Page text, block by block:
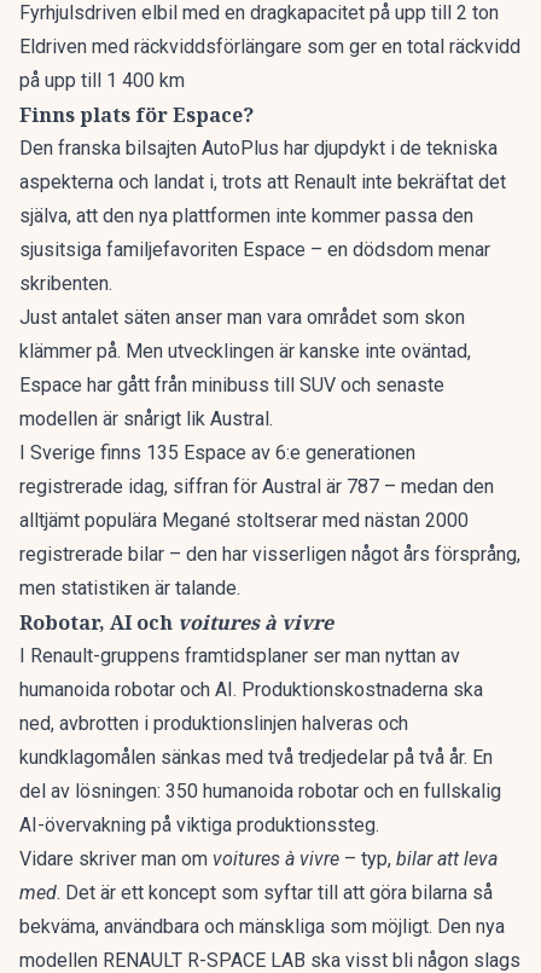
Fyrhjulsdriven elbil med en dragkapacitet på upp till 2 ton
Eldriven med räckviddsförlängare som ger en total räckvidd
på upp till 1 400 km
Finns plats för Espace?
Den franska bilsajten AutoPlus har djupdykt i de tekniska
aspekterna och landat i, trots att Renault inte bekräftat det
själva, att den nya plattformen inte kommer passa den
sjusitsiga familjefavoriten Espace – en dödsdom menar
skribenten.
Just antalet säten anser man vara området som skon
klämmer på. Men utvecklingen är kanske inte oväntad,
Espace har gått från minibuss till SUV och senaste
modellen är snårigt lik Austral.
I Sverige finns 135 Espace av 6:e generationen
registrerade idag, siffran för Austral är 787 – medan den
alltjämt populära Megané stoltserar med nästan 2000
registrerade bilar – den har visserligen något års försprång,
men statistiken är talande.
Robotar, AI och voitures à vivre
I Renault-gruppens framtidsplaner ser man nyttan av
humanoida robotar och AI. Produktionskostnaderna ska
ned, avbrotten i produktionslinjen halveras och
kundklagomålen sänkas med två tredjedelar på två år. En
del av lösningen: 350 humanoida robotar och en fullskalig
AI-övervakning på viktiga produktionssteg.
Vidare skriver man om voitures à vivre – typ, bilar att leva
med. Det är ett koncept som syftar till att göra bilarna så
bekväma, användbara och mänskliga som möjligt. Den nya
modellen RENAULT R-SPACE LAB ska visst bli någon slags